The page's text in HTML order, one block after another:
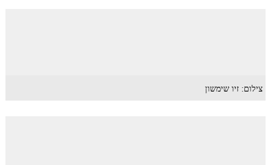
צילום: זיו שימשון